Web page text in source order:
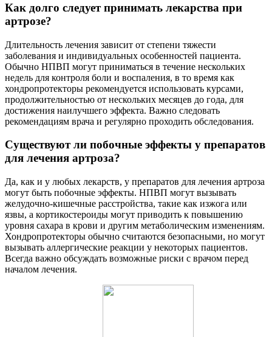
Как долго следует принимать лекарства при
артрозе?
Длительность лечения зависит от степени тяжести
заболевания и индивидуальных особенностей пациента.
Обычно НПВП могут приниматься в течение нескольких
недель для контроля боли и воспаления, в то время как
хондропротекторы рекомендуется использовать курсами,
продолжительностью от нескольких месяцев до года, для
достижения наилучшего эффекта. Важно следовать
рекомендациям врача и регулярно проходить обследования.
Существуют ли побочные эффекты у препаратов
для лечения артроза?
Да, как и у любых лекарств, у препаратов для лечения артроза
могут быть побочные эффекты. НПВП могут вызывать
желудочно-кишечные расстройства, такие как изжога или
язвы, а кортикостероиды могут приводить к повышению
уровня сахара в крови и другим метаболическим изменениям.
Хондропротекторы обычно считаются безопасными, но могут
вызывать аллергические реакции у некоторых пациентов.
Всегда важно обсуждать возможные риски с врачом перед
началом лечения.